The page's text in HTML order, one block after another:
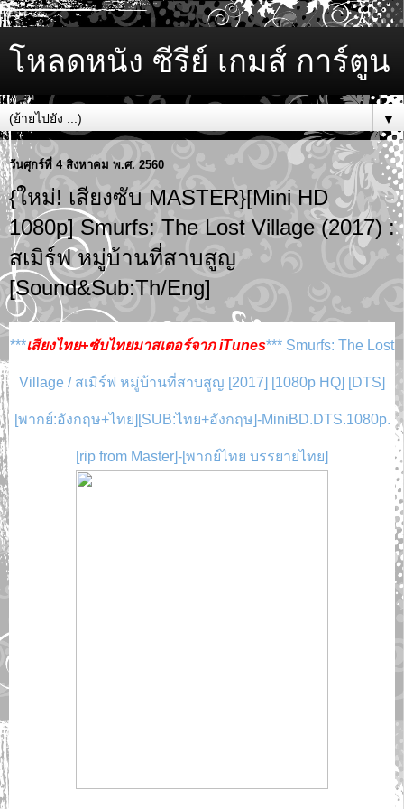
โหลดหนัง ซีรีย์ เกมส์ การ์ตูน
▼
วันศุกร์ที่ 4 สิงหาคม พ.ศ. 2560
{ใหม่! เสียงซับ MASTER}[Mini HD
1080p] Smurfs: The Lost Village (2017) :
สเมิร์ฟ หมู่บ้านที่สาบสูญ
[Sound&Sub:Th/Eng]
***เสียงไทย+ซับไทยมาสเตอร์จาก iTunes*** Smurfs: The Lost
Village / สเมิร์ฟ หมู่บ้านที่สาบสูญ [2017] [1080p HQ] [DTS]
[พากย์:อังกฤษ+ไทย][SUB:ไทย+อังกฤษ]-MiniBD.DTS.1080p.
[rip from Master]-[พากย์ไทย บรรยายไทย]